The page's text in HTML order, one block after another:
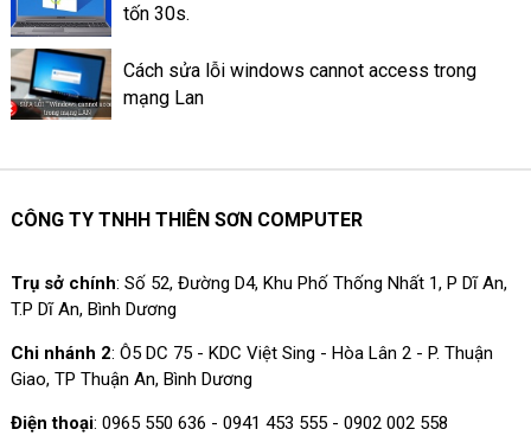
tốn 30s.
Cách sửa lỗi windows cannot access trong
mạng Lan
CÔNG TY TNHH THIÊN SƠN COMPUTER
Trụ sở chính: Số 52, Đường D4, Khu Phố Thống Nhất 1, P Dĩ An,
T.P Dĩ An, Bình Dương
Chi nhánh 2: Ô5 DC 75 - KDC Việt Sing - Hòa Lân 2 - P. Thuận
Giao, TP Thuận An, Bình Dương
Điện thoại: 0965 550 636 - 0941 453 555 - 0902 002 558